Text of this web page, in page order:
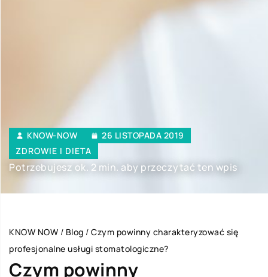
KNOW-NOW
26 LISTOPADA 2019
ZDROWIE I DIETA
Potrzebujesz ok. 2 min. aby przeczytać ten wpis
KNOW NOW / Blog / Czym powinny charakteryzować się
profesjonalne usługi stomatologiczne?
Czym powinny